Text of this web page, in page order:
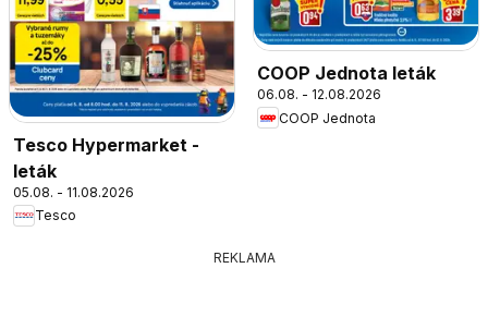
Tesco Hypermarket -
leták
05.08. - 11.08.2026
Tesco
COOP Jednota leták
06.08. - 12.08.2026
COOP Jednota
REKLAMA